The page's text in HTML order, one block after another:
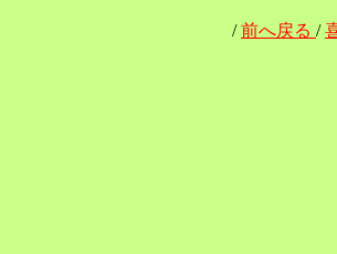
/前へ戻る /